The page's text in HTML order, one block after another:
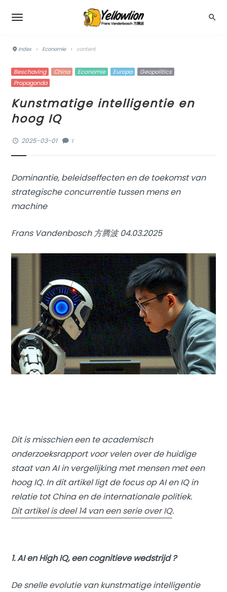
index › Economie › content
Beschaving China Economie Europa
Geopolitics
Propaganda
Kunstmatige intelligentie en
hoog IQ
2025-03-01 1
Dominantie, beleidseffecten en de toekomst van
strategische concurrentie tussen mens en
machine
Frans Vandenbosch 方腾波 04.03.2025
Dit is misschien een te academisch
onderzoeksrapport voor velen over de huidige
staat van AI in vergelijking met mensen met een
hoog IQ. In dit artikel ligt de focus op AI en IQ in
relatie tot China en de internationale politiek.
Dit artikel is deel 14 van een serie over IQ.
1. AI en High IQ, een cognitieve wedstrijd ?
De snelle evolutie van kunstmatige intelligentie